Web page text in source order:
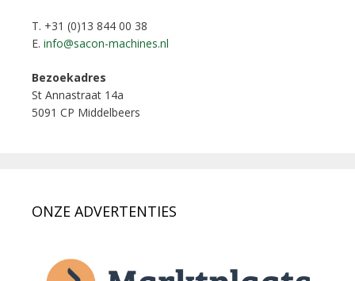
T. +31 (0)13 844 00 38
E. info@sacon-machines.nl
Bezoekadres
St Annastraat 14a
5091 CP Middelbeers
ONZE ADVERTENTIES